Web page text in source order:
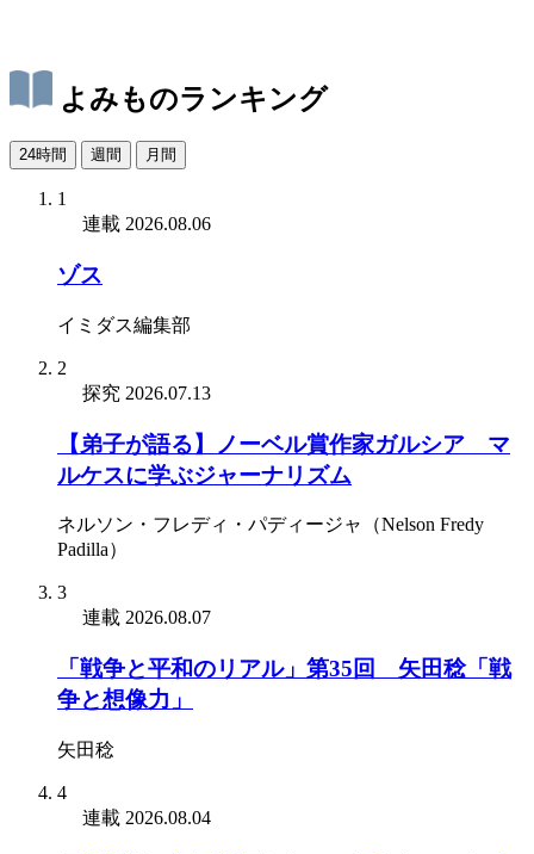
よみものランキング
24時間 週間 月間
1
連載 2026.08.06
ゾス
イミダス編集部
2
探究 2026.07.13
【弟子が語る】ノーベル賞作家ガルシア゠マ
ルケスに学ぶジャーナリズム
ネルソン・フレディ・パディージャ（Nelson Fredy
Padilla）
3
連載 2026.08.07
「戦争と平和のリアル」第35回 矢田稔「戦
争と想像力」
矢田稔
4
連載 2026.08.04